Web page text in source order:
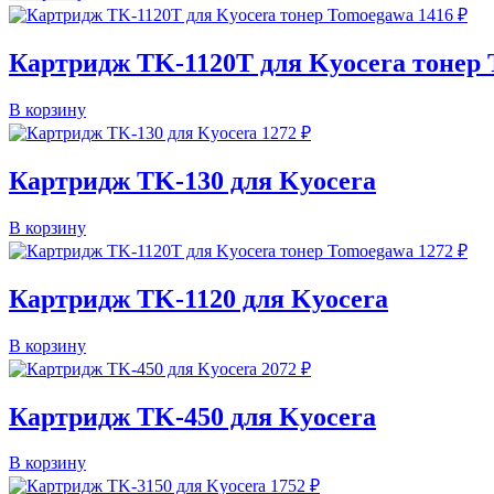
1416 ₽
Картридж TK-1120T для Kyocera тонер
В корзину
1272 ₽
Картридж TK-130 для Kyocera
В корзину
1272 ₽
Картридж TK-1120 для Kyocera
В корзину
2072 ₽
Картридж TK-450 для Kyocera
В корзину
1752 ₽